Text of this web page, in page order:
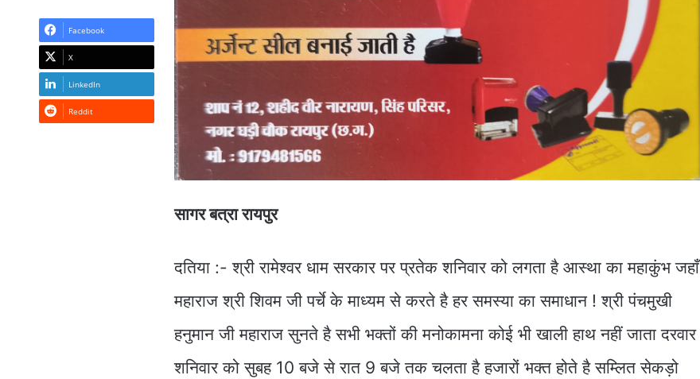
सागर बत्रा रायपुर
दतिया :- श्री रामेश्वर धाम सरकार पर प्रतेक शनिवार को लगता है आस्था का महाकुंभ जहाँ
महाराज श्री शिवम जी पर्चे के माध्यम से करते है हर समस्या का समाधान ! श्री पंचमुखी
हनुमान जी महाराज सुनते है सभी भक्तों की मनोकामना कोई भी खाली हाथ नहीं जाता दरवार
शनिवार को सुबह 10 बजे से रात 9 बजे तक चलता है हजारों भक्त होते है सम्लित सेकड़ो
Facebook
X
LinkedIn
Reddit